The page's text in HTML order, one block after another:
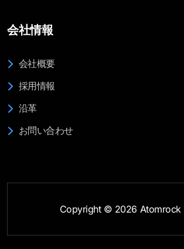
会社情報
会社概要
採用情報
沿革
お問い合わせ
Copyright © 2026 Atomrock